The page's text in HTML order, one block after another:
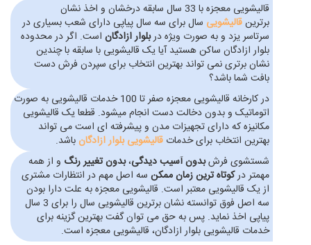
قالیشویی معجزه با 33 سال سابقه درخشان و اخذ نشان
برترینقالیشویی سال برای سه سال پیاپی دارای شعب بسیاری در
سرتاسر یزد و به صورت ویژه دربلوار ازادگان است. اگر در محدوده
بلوار ازادگان ساکن هستید آیا یک قالیشویی با سابقه با چندین
نشان برتری نمی تواند بهترین انتخاب برای سپردن فرش دست
بافت شما باشد؟
در کارخانه قالیشویی معجزه صفر تا 100 خدمات قالیشویی به صورت
اتوماتیک و بدون دخالت دست انجام میشود. قطعا یک قالیشویی
مکانیزه که دارای تجهیزات مدن و پیشرفته ای است می تواند
بهترین انتخاب برای خدمات قالیشویی بلوار ازادگانباشد.
شستشوی فرشبدون آسیب دیدگی،بدون تغییر رنگ و از همه
مهمتر درکوتاه ترین زمان ممکن سه اصل مهم در انتظارات مشتری
از یک قالیشویی معتبر است. قالیشویی معجزه به علت دارا بودن
سه اصل فوق توانسته نشان برترین قالیشویی سال را برای 3 سال
پیاپی اخذ نماید. پس به حق می توان گفت بهترین گزینه برای
خدمات قالیشویی بلوار ازادگان، قالیشویی معجزه است.